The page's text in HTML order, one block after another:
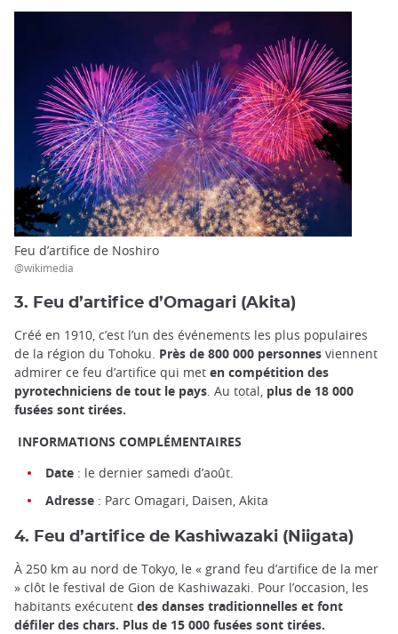
Feu d’artifice de Noshiro
@wikimedia
3. Feu d’artifice d’Omagari (Akita)
Créé en 1910, c’est l’un des événements les plus populaires
de la région du Tohoku. Près de 800 000 personnes viennent
admirer ce feu d’artifice qui met en compétition des
pyrotechniciens de tout le pays. Au total, plus de 18 000
fusées sont tirées.
INFORMATIONS COMPLÉMENTAIRES
Date : le dernier samedi d’août.
Adresse : Parc Omagari, Daisen, Akita
4. Feu d’artifice de Kashiwazaki (Niigata)
À 250 km au nord de Tokyo, le « grand feu d’artifice de la mer
» clôt le festival de Gion de Kashiwazaki. Pour l’occasion, les
habitants exécutent des danses traditionnelles et font
défiler des chars. Plus de 15 000 fusées sont tirées.